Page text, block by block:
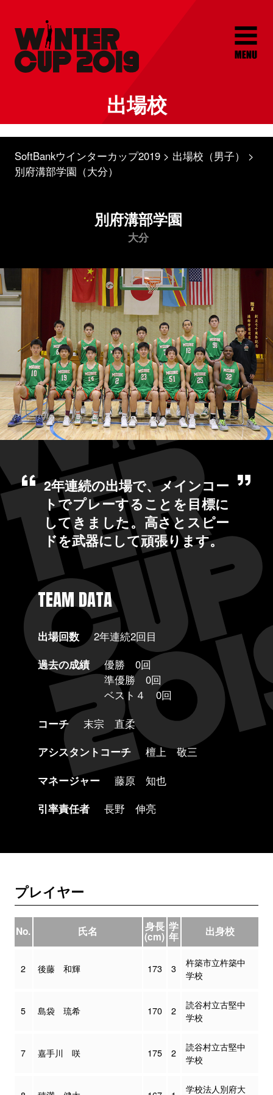
出場校
SoftBankウインターカップ2019
出場校（男子）
別府溝部学園（大分）
別府溝部学園
大分
2年連続の出場で、メインコー
トでプレーすることを目標に
してきました。高さとスピー
ドを武器にして頑張ります。
TEAM DATA
出場回数
2年連続2回目
過去の成績
優勝 0回
準優勝 0回
ベスト４ 0回
コーチ
末宗 直柔
アシスタントコーチ
檀上 敬三
マネージャー
藤原 知也
引率責任者
長野 伸亮
プレイヤー
No. 氏名 身長
(cm)
学
年 出身校
2 後藤 和輝 173 3
杵築市立杵築中
学校
5 島袋 琉希 170 2
読谷村立古堅中
学校
7 嘉手川 咲 175 2
読谷村立古堅中
学校
学校法人別府大